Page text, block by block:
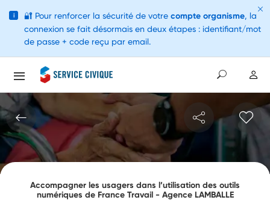
Accompagner les usagers dans l’utilisation des outils
numériques de France Travail - Agence LAMBALLE
i 🔐 Pour renforcer la sécurité de votre compte organisme, la
connexion se fait désormais en deux étapes : identifiant/mot
de passe + code reçu par email.